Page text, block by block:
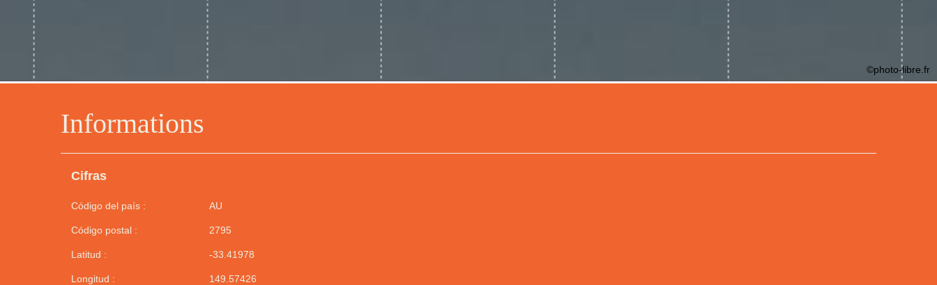
Informations
Cifras
Código del país : AU
Código postal : 2795
Latitud : -33.41978
Longitud : 149.57426
©photo-libre.fr